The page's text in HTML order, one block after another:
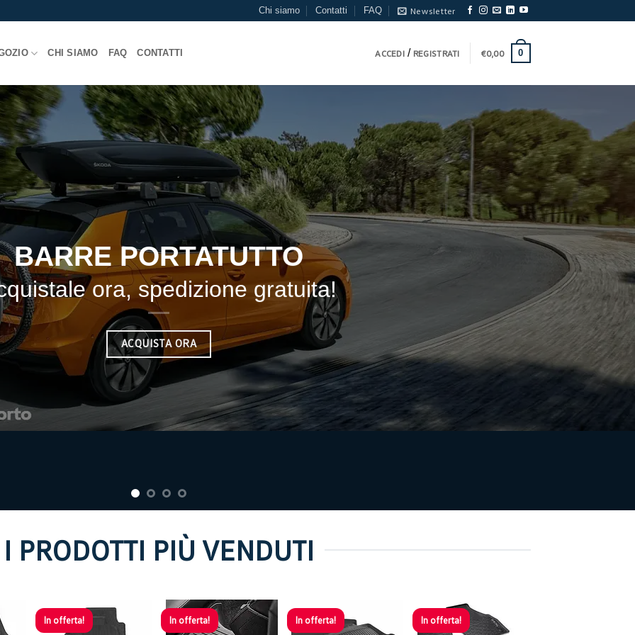
Chi siamo Contatti FAQ Newsletter
CHI SIAMO FAQ CONTATTI ACCEDI/ REGISTRATI €0,00 0
SCOPRI LA
NOSTRA GAMMA
DI PRODOTTI
VOLKSWAGEN
I NOSTRI KIT
I PRODOTTI PIÙ VENDUTI
In offerta! In offerta! In offerta! In offerta!